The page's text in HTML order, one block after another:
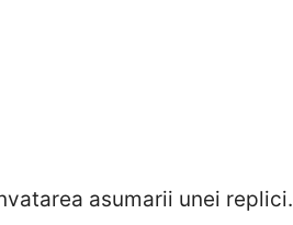
asumarii unei replici.